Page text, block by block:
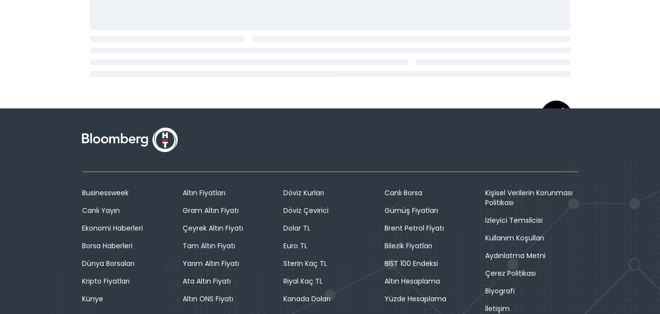
Businessweek
Canlı Yayın
Ekonomi Haberleri
Borsa Haberleri
Dünya Borsaları
Kripto Fiyatları
Künye
Altın Fiyatları
Gram Altın Fiyatı
Çeyrek Altın Fiyatı
Tam Altın Fiyatı
Yarım Altın Fiyatı
Ata Altın Fiyatı
Altın ONS Fiyatı
Döviz Kurları
Döviz Çevirici
Dolar TL
Euro TL
Sterin Kaç TL
Riyal Kaç TL
Kanada Doları
Canlı Borsa
Gümüş Fiyatları
Brent Petrol Fiyatı
Bilezik Fiyatları
BIST 100 Endeksi
Altın Hesaplama
Yüzde Hesaplama
Kişisel Verilerin Korunması
Politikası
İzleyici Temsilcisi
Kullanım Koşulları
Aydınlatma Metni
Çerez Politikası
Biyografi
İletişim